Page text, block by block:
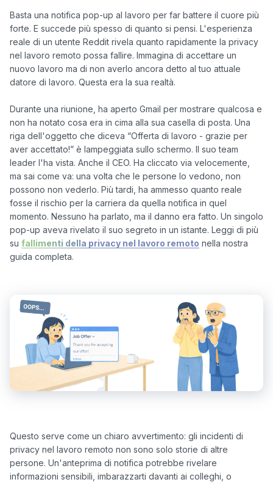
Basta una notifica pop-up al lavoro per far battere il cuore più
forte. E succede più spesso di quanto si pensi. L'esperienza
reale di un utente Reddit rivela quanto rapidamente la privacy
nel lavoro remoto possa fallire. Immagina di accettare un
nuovo lavoro ma di non averlo ancora detto al tuo attuale
datore di lavoro. Questa era la sua realtà.
Durante una riunione, ha aperto Gmail per mostrare qualcosa e
non ha notato cosa era in cima alla sua casella di posta. Una
riga dell'oggetto che diceva “Offerta di lavoro - grazie per
aver accettato!” è lampeggiata sullo schermo. Il suo team
leader l'ha vista. Anche il CEO. Ha cliccato via velocemente,
ma sai come va: una volta che le persone lo vedono, non
possono non vederlo. Più tardi, ha ammesso quanto reale
fosse il rischio per la carriera da quella notifica in quel
momento. Nessuno ha parlato, ma il danno era fatto. Un singolo
pop-up aveva rivelato il suo segreto in un istante. Leggi di più
su fallimenti della privacy nel lavoro remoto nella nostra
Questo serve come un chiaro avvertimento: gli incidenti di
privacy nel lavoro remoto non sono solo storie di altre
persone. Un'anteprima di notifica potrebbe rivelare
informazioni sensibili, imbarazzarti davanti ai colleghi, o